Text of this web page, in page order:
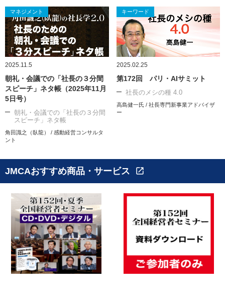
マネジメント
2025.11.5
朝礼・会議での「社長の３分間
スピーチ」ネタ帳（2025年11月
5日号）
朝礼・会議での「社長の３分間
スピーチ」ネタ帳
角田識之（臥龍） / 感動経営コンサルタ
ント
キーワード
2025.02.25
第172回 パリ・AIサミット
社長のメシの種 4.0
高島健一氏 / 社長専門新事業アドバイザ
ー
JMCAおすすめ商品・サービス open_in_new